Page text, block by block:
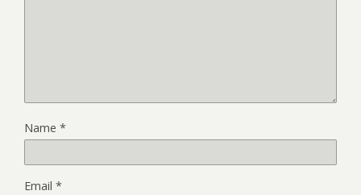
Name *
Email *